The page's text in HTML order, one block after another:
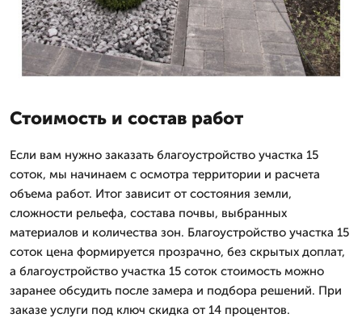
Стоимость и состав работ
Если вам нужно заказать благоустройство участка 15
соток, мы начинаем с осмотра территории и расчета
объема работ. Итог зависит от состояния земли,
сложности рельефа, состава почвы, выбранных
материалов и количества зон. Благоустройство участка 15
соток цена формируется прозрачно, без скрытых доплат,
а благоустройство участка 15 соток стоимость можно
заранее обсудить после замера и подбора решений. При
заказе услуги под ключ скидка от 14 процентов.